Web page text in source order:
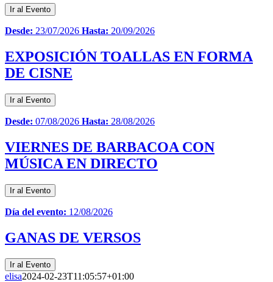
Ir al Evento
Desde: 23/07/2026 Hasta: 20/09/2026
EXPOSICIÓN TOALLAS EN FORMA
DE CISNE
Ir al Evento
Desde: 07/08/2026 Hasta: 28/08/2026
VIERNES DE BARBACOA CON
MÚSICA EN DIRECTO
Ir al Evento
Día del evento: 12/08/2026
GANAS DE VERSOS
Ir al Evento
elisa2024-02-23T11:05:57+01:00